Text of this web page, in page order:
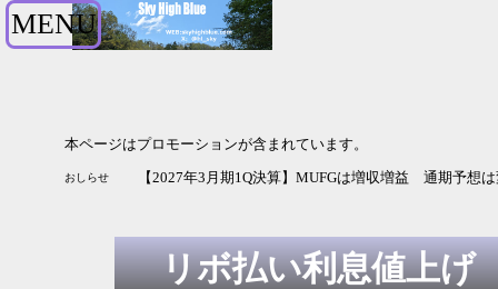
MENU
本ページはプロモーションが含まれています。
おしらせ 【2027年3月期1Q決算】MUFGは増収増益 通期予想
リボ払い利息値上げ